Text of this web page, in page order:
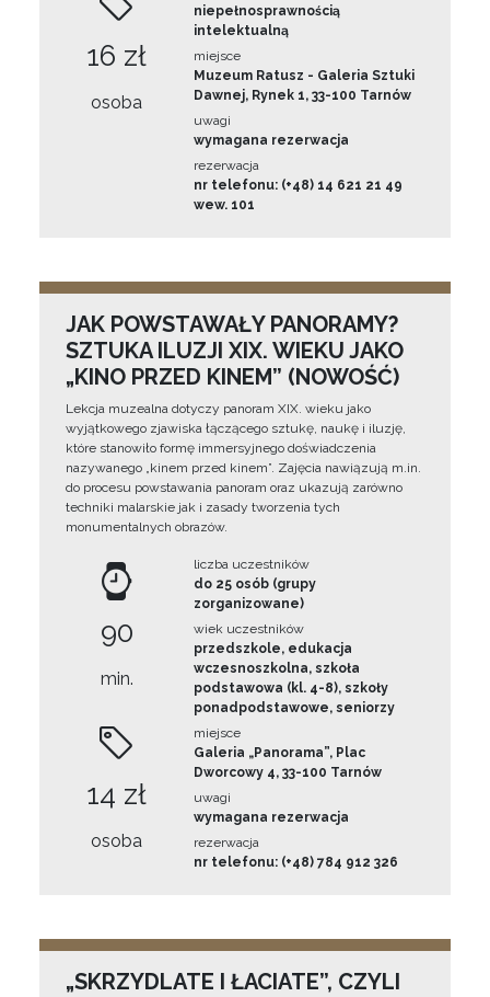
16 zł
osoba
niepełnosprawnością
intelektualną
miejsce
Muzeum Ratusz - Galeria Sztuki
Dawnej, Rynek 1, 33-100 Tarnów
uwagi
wymagana rezerwacja
rezerwacja
nr telefonu: (+48) 14 621 21 49
wew. 101
JAK POWSTAWAŁY PANORAMY?
SZTUKA ILUZJI XIX. WIEKU JAKO
„KINO PRZED KINEM” (NOWOŚĆ)
Lekcja muzealna dotyczy panoram XIX. wieku jako
wyjątkowego zjawiska łączącego sztukę, naukę i iluzję,
które stanowiło formę immersyjnego doświadczenia
nazywanego „kinem przed kinem”. Zajęcia nawiązują m.in.
do procesu powstawania panoram oraz ukazują zarówno
techniki malarskie jak i zasady tworzenia tych
monumentalnych obrazów.
90
min.
14 zł
osoba
liczba uczestników
do 25 osób (grupy
zorganizowane)
wiek uczestników
przedszkole, edukacja
wczesnoszkolna, szkoła
podstawowa (kl. 4-8), szkoły
ponadpodstawowe, seniorzy
miejsce
Galeria „Panorama”, Plac
Dworcowy 4, 33-100 Tarnów
uwagi
wymagana rezerwacja
rezerwacja
nr telefonu: (+48) 784 912 326
„SKRZYDLATE I ŁACIATE”, CZYLI